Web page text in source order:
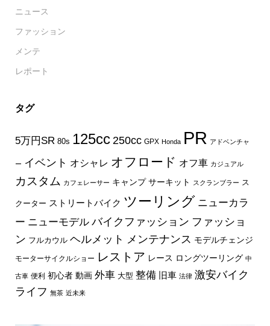
ニュース
ファッション
メンテ
レポート
タグ
5万円SR 80s 125cc 250cc GPX Honda PR アドベンチャ
ー イベント オシャレ オフロード オフ車 カジュアル
カスタム カフェレーサー キャンプ サーキット スクランブラー ス
クーター ストリートバイク ツーリング ニューカラ
ー ニューモデル バイクファッション ファッショ
ン フルカウル ヘルメット メンテナンス モデルチェンジ
モーターサイクルショー レストア レース ロングツーリング 中
古車 便利 初心者 動画 外車 大型 整備 旧車 法律 激安バイク
ライフ 無茶 近未来